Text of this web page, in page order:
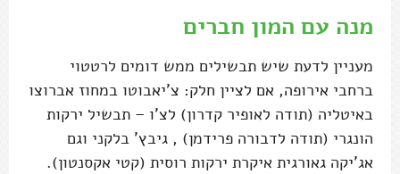
מנה עם המון חברים
מעניין לדעת שיש תבשילים ממש דומים לרטטוי
ברחבי אירופה, אם לציין חלק: צ'יאבוטו במחוז אברוצו
באיטליה (תודה לאופיר קדרון) לצ'ו – תבשיל ירקות
הונגרי (תודה לדבורה פרידמן) , גיבץ' בלקני וגם
אג'יקה גאורגית איקרת ירקות רוסית (קטי אקסנטון).